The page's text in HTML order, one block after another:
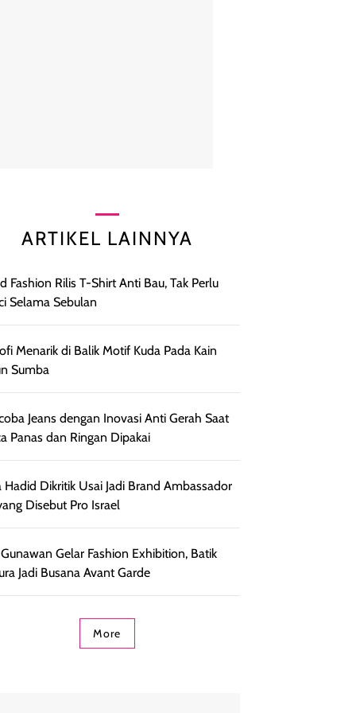
ARTIKEL LAINNYA
Fashion Rilis T-Shirt Anti Bau, Tak Perlu
Selama Sebulan
Menarik di Balik Motif Kuda Pada Kain
Sumba
Jeans dengan Inovasi Anti Gerah Saat
Panas dan Ringan Dipakai
Hadid Dikritik Usai Jadi Brand Ambassador
Disebut Pro Israel
Gelar Fashion Exhibition, Batik
Jadi Busana Avant Garde
More